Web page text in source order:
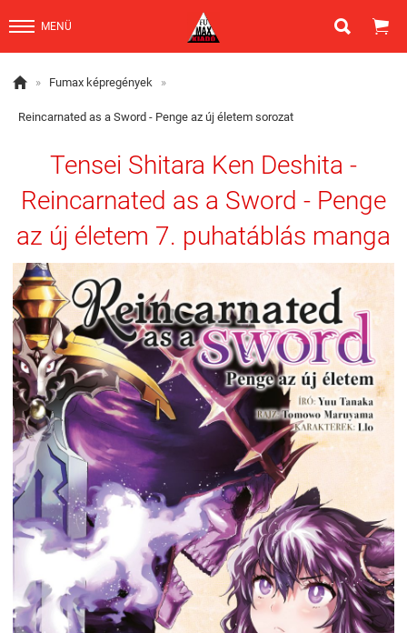
MENÜ  
 » Fumax képregények »
Reincarnated as a Sword - Penge az új életem sorozat
Tensei Shitara Ken Deshita -
Reincarnated as a Sword - Penge
az új életem 7. puhatáblás manga